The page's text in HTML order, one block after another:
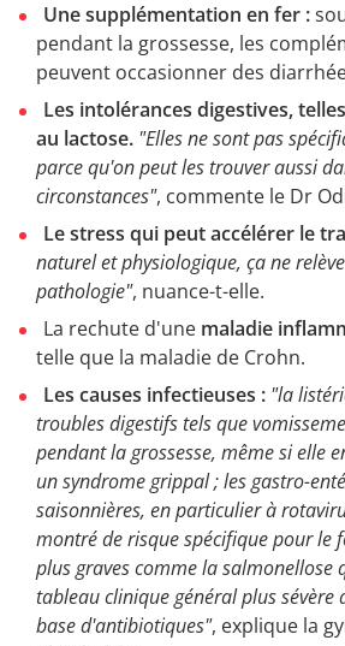
Une supplémentation en fer :
pendant la grossesse, les
peuvent occasionner des
Les intolérances digestives,
au lactose. "Elles ne sont pas
parce qu'on peut les trouver aussi
circonstances", commente le Dr
Le stress qui peut accélérer le
naturel et physiologique, ça ne
pathologie", nuance-t-elle.
La rechute d'une maladie
telle que la maladie de Crohn.
Les causes infectieuses : "la
troubles digestifs tels que
pendant la grossesse, même si elle
un syndrome grippal ; les gastro-
saisonnières, en particulier à
montré de risque spécifique pour le
plus graves comme la salmonellose
tableau clinique général plus sévère
base d'antibiotiques", explique la